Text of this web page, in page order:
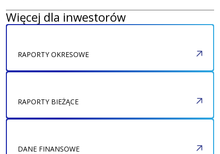
ENPL
Więcej dla inwestorów
RAPORTY OKRESOWE
RAPORTY BIEŻĄCE
DANE FINANSOWE